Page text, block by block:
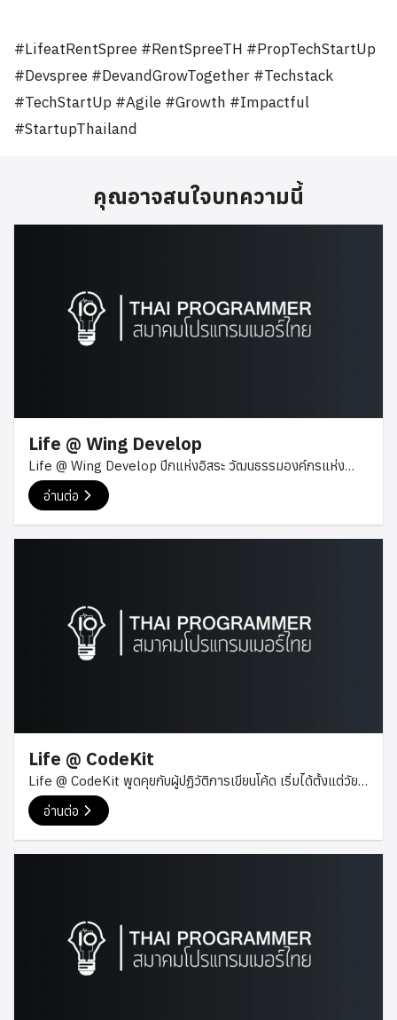
#LifeatRentSpree #RentSpreeTH #PropTechStartUp
#Devspree #DevandGrowTogether #Techstack
#TechStartUp #Agile #Growth #Impactful
#StartupThailand
คุณอาจสนใจบทความนี้
Life @ Wing Develop
Life @ Wing Develop ปีกแห่งอิสระ วัฒนธรรมองค์กรแห่ง
ความไว้ใจ ทุกคนรู้ แฟนคลับรู้ โปรแกรมเมอร์แปลว่า
ทำงานแบบมีพันธะ มีพันธะแปว่าไม่อิสระ ฉันไม่ยอมตกเป็นทาสของ
คุณหรอกค่ะ….ไม่จริง! ถึงแม้ว่าการทำงานของโปรแกรมเมอร์ใน
ให้ได้มาซึ่งผลงานแสนประทับใจชิ้นหนึ่งที่พร้อมจะส่งไปให้กับลูกค้า
จึงจำเป็นต้องมีที่ทำงานเป็นหลักแหล่งเพื่อที่ทุกคนจะสามารถ
ประสานงานกันได้อย่างเป็นระบบ สิ่งเหล่านี้อาจไม่เกิดขึ้นเลยกับ
บริษัท Wing Develop และเป็นผู้สอน ด้านการเขียน Java script
แห่ง CodeCamp ที่สนับสนุนโดย Software Park Thailand
และสมาคมโปรแกรมเมอร์ไทย นอกจากนี้ยังได้รับโอกาสเป็น
อาจารย์พิเศษบรรยายในระดับมหาวิทยาลัยอีกด้วย ซึ่ง Wing
อ่านต่อ
Life @ CodeKit
Life @ CodeKit พูดคุยกับผู้ปฏิวัติการเขียนโค้ด เริ่มได้ตั้งแต่วัย
มัธยม เมื่อไม่กี่ปีมานี้ คุณอาจจะเคยได้ยินว่ากระทรวง
ศึกษาธิการได้ปรับหลักสูตรการศึกษาใหม่ในประเด็นเรื่อง “การเพิ่ม
วิชาการเขียนโปรแกรมลงไปในหลักสูตรของเด็กประถมและมัธยม”
Software Park CodeCamp จะพาไปพูดคุยกับคุณไพบูลย์ พนัส
บดี ผู้ก่อตั้ง CodeKit องค์กรที่ทำให้การเรียนการสอนสำหรับเด็ก
นักเรียนง่ายขึ้น ในหัวข้อเกี่ยวกับวัฒนธรรมองค์กร และตำแหน่ง
อ่านต่อ